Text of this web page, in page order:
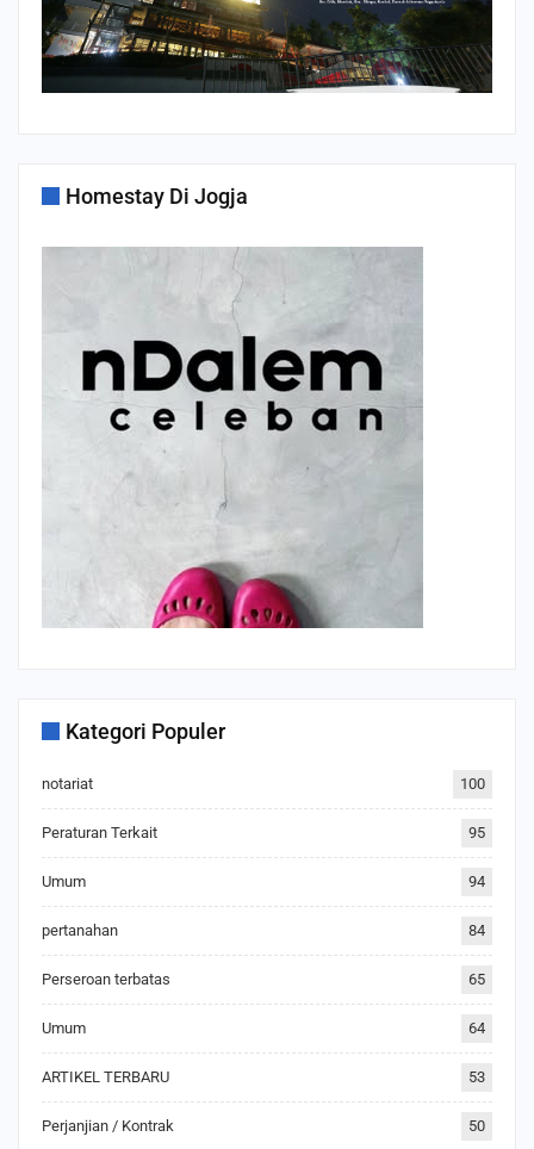
Homestay Di Jogja
Kategori Populer
notariat 100
Peraturan Terkait 95
Umum 94
pertanahan 84
Perseroan terbatas 65
Umum 64
ARTIKEL TERBARU 53
Perjanjian / Kontrak 50